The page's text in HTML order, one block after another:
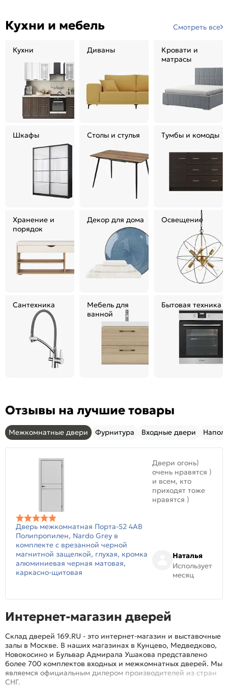
Кухни и мебель Смотреть все
Кухни Диваны
Кровати и
матрасы
Шкафы Столы и стулья Тумбы и комоды
Хранение и
порядок
Декор для дома Освещение
Сантехника
Мебель для
ванной
Бытовая техника
Отзывы на лучшие товары
Межкомнатные двери Фурнитура Входные двери
Дверь межкомнатная Порта-52 4AB
Полипропилен, Nardo Grey в
комплекте с врезанной черной
магнитной защелкой, глухая, кромка
алюминиевая черная матовая,
каркасно-щитовая
Двери огонь)
очень нравятся )
и всем, кто
приходят тоже
нравятся )
Наталья
Использует
месяц
Интернет-магазин дверей
Склад дверей 169.RU - это интернет-магазин и выставочные
залы в Москве. В наших магазинах в Кунцево, Медведково,
Новокосино и Бульвар Адмирала Ушакова представлено
более 700 комплектов входных и межкомнатных дверей. Мы
являемся официальным дилером производителей из стран
СНГ.